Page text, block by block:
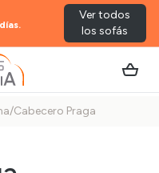
Ver todos
los sofás
/Cabecero Praga